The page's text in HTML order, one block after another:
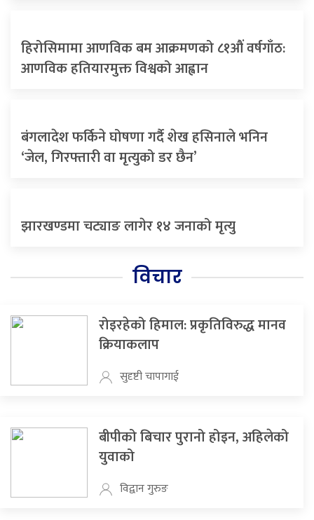
हिरोसिमामा आणविक बम आक्रमणको ८१औं वर्षगाँठ:
आणविक हतियारमुक्त विश्वको आह्वान
बंगलादेश फर्किने घोषणा गर्दै शेख हसिनाले भनिन
‘जेल, गिरफ्तारी वा मृत्युको डर छैन’
झारखण्डमा चट्याङ लागेर १४ जनाको मृत्यु
विचार
रोइरहेको हिमाल: प्रकृतिविरुद्ध मानव
क्रियाकलाप
सुदृष्टी चापागाई
बीपीको बिचार पुरानो होइन, अहिलेको
युवाको
विद्वान गुरुङ